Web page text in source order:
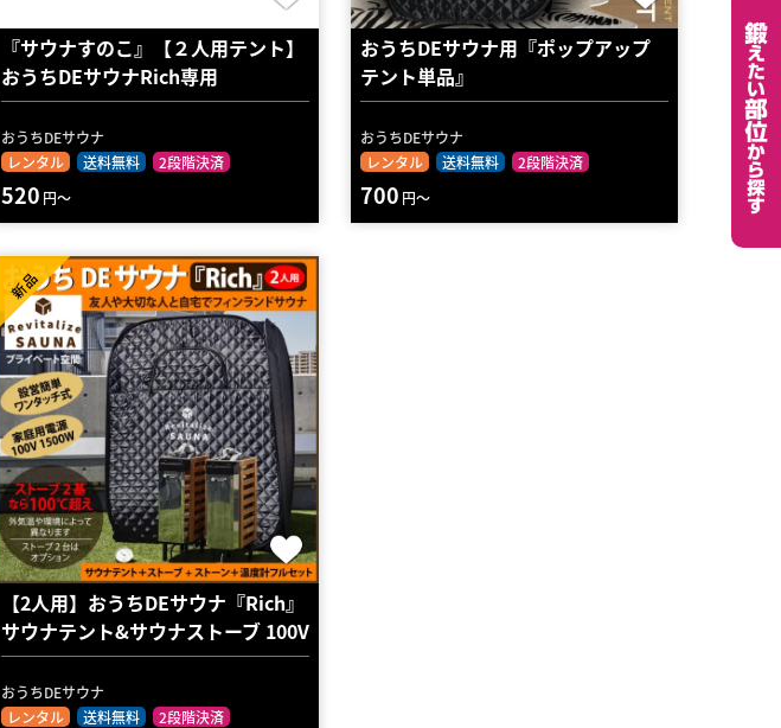
『サウナすのこ』【２人用テント】
おうちDEサウナRich専用
おうちDEサウナ
レンタル
送料無料 2段階決済
520 円～
おうちDEサウナ用『ポップアップ
テント単品』
おうちDEサウナ
レンタル
送料無料 2段階決済
700 円～
【2人用】おうちDEサウナ『Rich』
サウナテント&サウナストーブ 100V
おうちDEサウナ
レンタル
送料無料 2段階決済
新品